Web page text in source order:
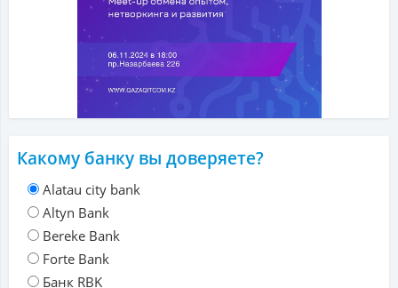
Какому банку вы доверяете?
Alatau city bank
Altyn Bank
Bereke Bank
Forte Bank
Банк RBK